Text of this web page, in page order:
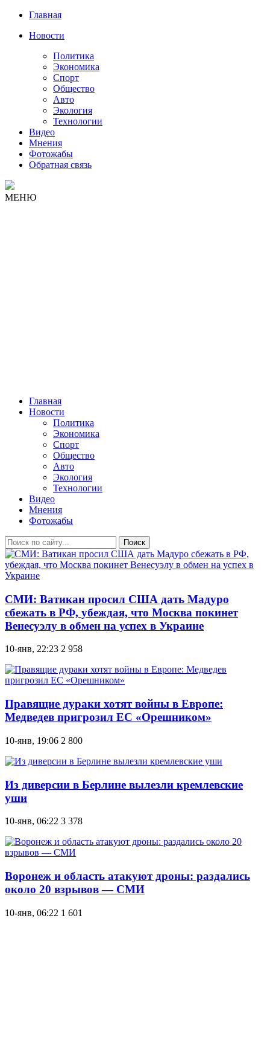
Главная
Новости
Политика
Экономика
Спорт
Общество
Авто
Экология
Технологии
Видео
Мнения
Фотожабы
Обратная связь
МЕНЮ
Главная
Новости
Политика
Экономика
Спорт
Общество
Авто
Экология
Технологии
Видео
Мнения
Фотожабы
Поиск
СМИ: Ватикан просил США дать Мадуро
сбежать в РФ, убеждая, что Москва покинет
Венесуэлу в обмен на успех в Украине
10-янв, 22:23 2 958
Правящие дураки хотят войны в Европе:
Медведев пригрозил ЕС «Орешником»
10-янв, 19:06 2 800
Из диверсии в Берлине вылезли кремлевские
уши
10-янв, 06:22 3 378
Воронеж и область атакуют дроны: раздались
около 20 взрывов — СМИ
10-янв, 06:22 1 601